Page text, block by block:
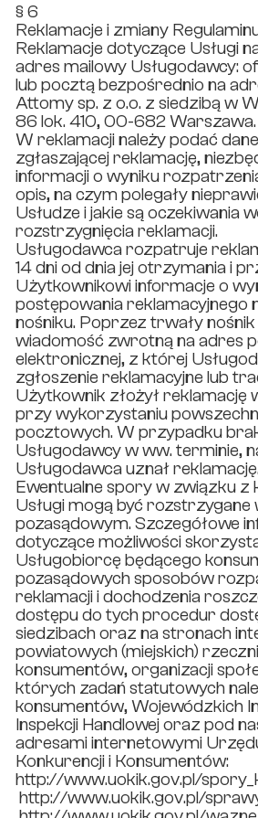
§ 6
Reklamacje i zmiany
Reklamacje dotyczące Usługi
adres mailowy Usługodawcy:
lub pocztą bezpośrednio na
Attomy sp. z o.o. z siedzibą w
86 lok. 410, 00-682 Warszawa.
W reklamacji należy podać
zgłaszającej reklamację,
informacji o wyniku
opis, na czym polegały
Usłudze i jakie są oczekiwania
rozstrzygnięcia reklamacji.
Usługodawca rozpatruje
14 dni od dnia jej otrzymania i
Użytkownikowi informacje o
postępowania reklamacyjnego
nośniku. Poprzez trwały
wiadomość zwrotną na adres
elektronicznej, z której
zgłoszenie reklamacyjne lub
Użytkownik złożył reklamację
przy wykorzystaniu
pocztowych. W przypadku
Usługodawcy w ww. terminie,
Usługodawca uznał reklamację.
Ewentualne spory w związku z
Usługi mogą być rozstrzygane
pozasądowym. Szczegółowe
dotyczące możliwości
Usługobiorcę będącego
pozasądowych sposobów
reklamacji i dochodzenia
dostępu do tych procedur
siedzibach oraz na stronach
powiatowych (miejskich)
konsumentów, organizacji
których zadań statutowych
konsumentów, Wojewódzkich
Inspekcji Handlowej oraz pod
adresami internetowymi
Konkurencji i Konsumentów:
http://www.uokik.gov.pl/
http://www.uokik.gov.pl/